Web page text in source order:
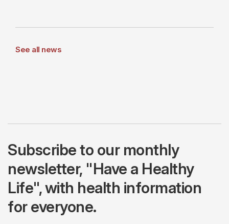
See all news
Subscribe to our monthly
newsletter, "Have a Healthy
Life", with health information
for everyone.